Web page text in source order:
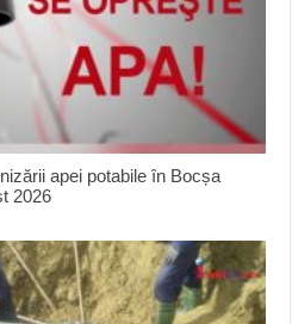
apei potabile în Bocșa
2026